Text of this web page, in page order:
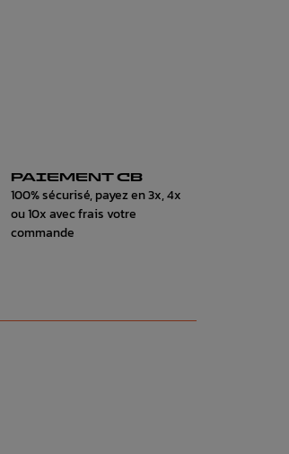
PAIEMENT CB
100% sécurisé, payez en 3x, 4x
ou 10x avec frais votre
commande